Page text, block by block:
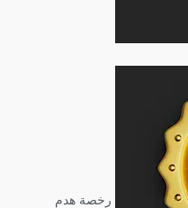
رخصة هدم